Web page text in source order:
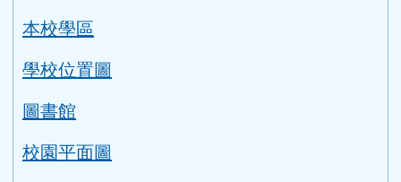
本校學區
學校位置圖
圖書館
校園平面圖